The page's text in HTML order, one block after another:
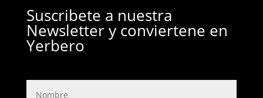
Suscribete a nuestra
Newsletter y conviertene en
Yerbero